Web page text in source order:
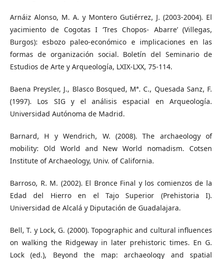
Arnáiz Alonso, M. A. y Montero Gutiérrez, J. (2003-2004). El
yacimiento de Cogotas I ‘Tres Chopos- Abarre’ (Villegas,
Burgos): esbozo paleo-económico e implicaciones en las
formas de organización social. Boletín del Seminario de
Estudios de Arte y Arqueología, LXIX-LXX, 75-114.
Baena Preysler, J., Blasco Bosqued, Mª. C., Quesada Sanz, F.
(1997). Los SIG y el análisis espacial en Arqueología.
Universidad Autónoma de Madrid.
Barnard, H y Wendrich, W. (2008). The archaeology of
mobility: Old World and New World nomadism. Cotsen
Institute of Archaeology, Univ. of California.
Barroso, R. M. (2002). El Bronce Final y los comienzos de la
Edad del Hierro en el Tajo Superior (Prehistoria I).
Universidad de Alcalá y Diputación de Guadalajara.
Bell, T. y Lock, G. (2000). Topographic and cultural influences
on walking the Ridgeway in later prehistoric times. En G.
Lock (ed.), Beyond the map: archaeology and spatial